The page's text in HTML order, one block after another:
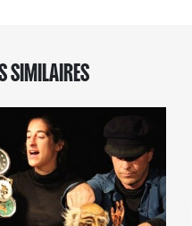
SIMILAIRES